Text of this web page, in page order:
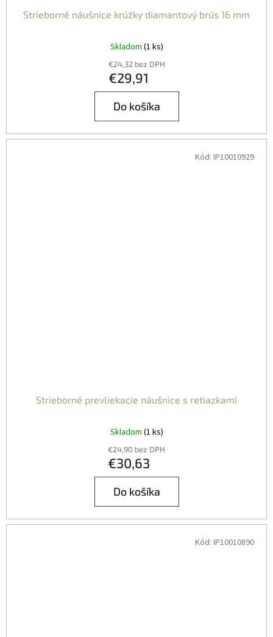
Strieborné náušnice krúžky diamantový brús 16 mm
Skladom (1 ks)
€24,32 bez DPH
€29,91
Do košíka
Strieborné prevliekacie náušnice s retiazkami
Skladom (1 ks)
€24,90 bez DPH
€30,63
Do košíka
Kód: IP10010929
Kód: IP10010890